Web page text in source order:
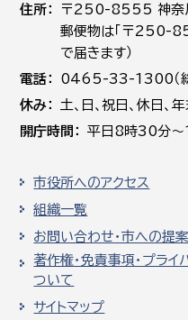
住所
〒250-8555 神奈
郵便物は「〒250-
で届きます）
電話
0465-33-1300（総
休み
土､日､祝日、休日
開庁時間
平日8時30分
市役所へのアクセス
組織一覧
お問い合わせ・市への提案
著作権・免責事項・プライ
ついて
サイトマップ